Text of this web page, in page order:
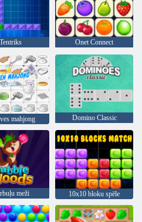
Tentriks Onet Connect
mahjong Domino Classic
meži 10x10 bloku spēle